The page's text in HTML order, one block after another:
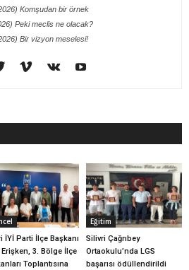
Komşudan bir örnek
Peki meclis ne olacak?
Bir vizyon meselesi!
İYİ Parti İlçe Başkanı
3. Bölge İlçe
Toplantısına
Eğitim
Silivri Çağrıbey
Ortaokulu’nda LGS
başarısı ödüllendirildi